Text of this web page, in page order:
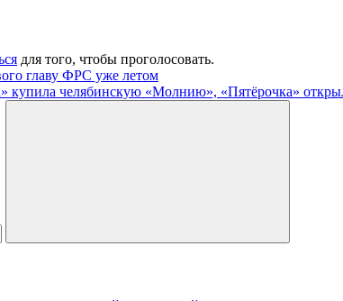
для того, чтобы проголосовать.
главу ФРС уже летом
купила челябинскую «Молнию», «Пятёрочка»
Поиск